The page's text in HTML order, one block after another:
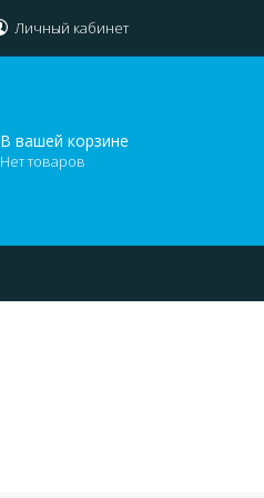
Личный кабинет
В вашей корзине
Нет товаров